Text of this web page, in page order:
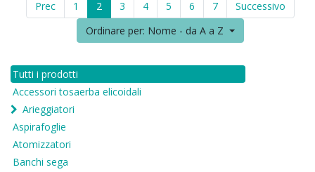
Prec 1 2 3 4 5 6 7
Successivo
Ordinare per: Nome - da A a Z
Tutti i prodotti
Accessori tosaerba elicoidali
Arieggiatori
Aspirafoglie
Atomizzatori
Banchi sega